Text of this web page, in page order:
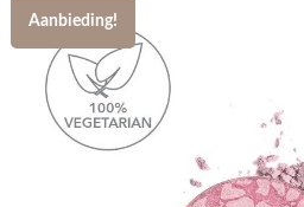
Aanbieding!